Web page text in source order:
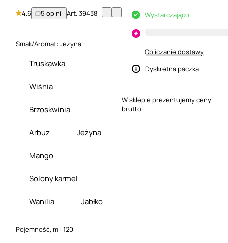
4.6 5 opinii Art.39438
Smak/Aromat: Jeżyna
Truskawka
Wiśnia
Brzoskwinia
Arbuz Jeżyna
Mango
Solony karmel
Wanilia Jabłko
Pojemność, ml: 120
Wystarczająco
Obliczanie dostawy
Dyskretna paczka
W sklepie prezentujemy ceny
brutto.